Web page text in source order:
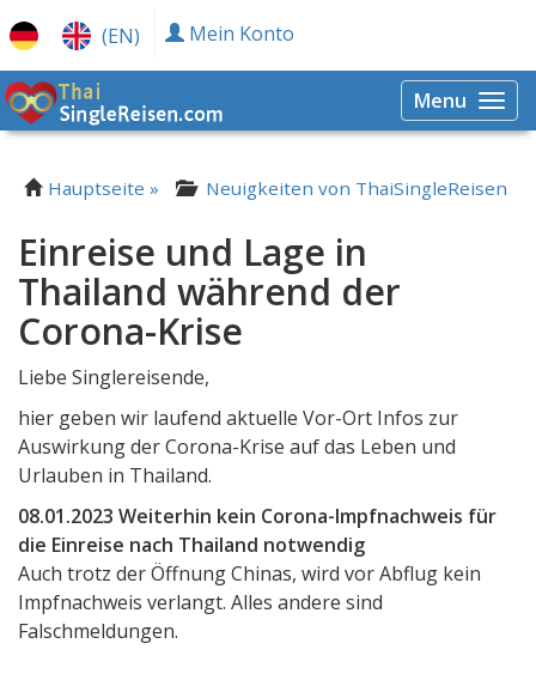
(EN) Mein Konto
Menu
Hauptseite » Neuigkeiten von ThaiSingleReisen
Einreise und Lage in
Thailand während der
Corona-Krise
Liebe Singlereisende,
hier geben wir laufend aktuelle Vor-Ort Infos zur
Auswirkung der Corona-Krise auf das Leben und
Urlauben in Thailand.
08.01.2023 Weiterhin kein Corona-Impfnachweis für
die Einreise nach Thailand notwendig
Auch trotz der Öffnung Chinas, wird vor Abflug kein
Impfnachweis verlangt. Alles andere sind
Falschmeldungen.